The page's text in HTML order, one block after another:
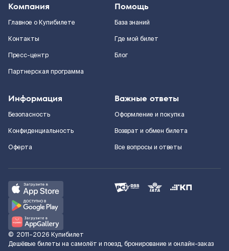
Компания
Главное о Купибилете
Контакты
Пресс-центр
Партнерская программа
Помощь
База знаний
Где мой билет
Блог
Информация
Безопасность
Конфиденциальность
Оферта
Важные ответы
Оформление и покупка
Возврат и обмен билета
Все вопросы и ответы
© 2011–2026 Купибилет
Дешёвые билеты на самолёт и поезд, бронирование и онлайн-заказ